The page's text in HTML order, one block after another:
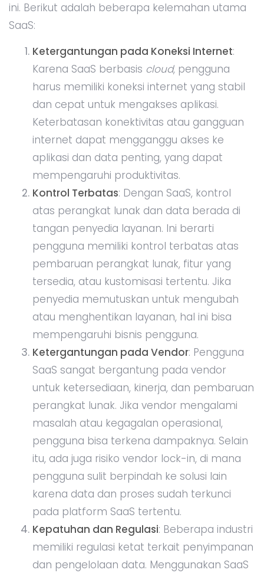
ini. Berikut adalah beberapa kelemahan utama
SaaS:
Ketergantungan pada Koneksi Internet:
Karena SaaS berbasis cloud, pengguna
harus memiliki koneksi internet yang stabil
dan cepat untuk mengakses aplikasi.
Keterbatasan konektivitas atau gangguan
internet dapat mengganggu akses ke
aplikasi dan data penting, yang dapat
mempengaruhi produktivitas.
Kontrol Terbatas: Dengan SaaS, kontrol
atas perangkat lunak dan data berada di
tangan penyedia layanan. Ini berarti
pengguna memiliki kontrol terbatas atas
pembaruan perangkat lunak, fitur yang
tersedia, atau kustomisasi tertentu. Jika
penyedia memutuskan untuk mengubah
atau menghentikan layanan, hal ini bisa
mempengaruhi bisnis pengguna.
Ketergantungan pada Vendor: Pengguna
SaaS sangat bergantung pada vendor
untuk ketersediaan, kinerja, dan pembaruan
perangkat lunak. Jika vendor mengalami
masalah atau kegagalan operasional,
pengguna bisa terkena dampaknya. Selain
itu, ada juga risiko vendor lock-in, di mana
pengguna sulit berpindah ke solusi lain
karena data dan proses sudah terkunci
pada platform SaaS tertentu.
Kepatuhan dan Regulasi: Beberapa industri
memiliki regulasi ketat terkait penyimpanan
dan pengelolaan data. Menggunakan SaaS